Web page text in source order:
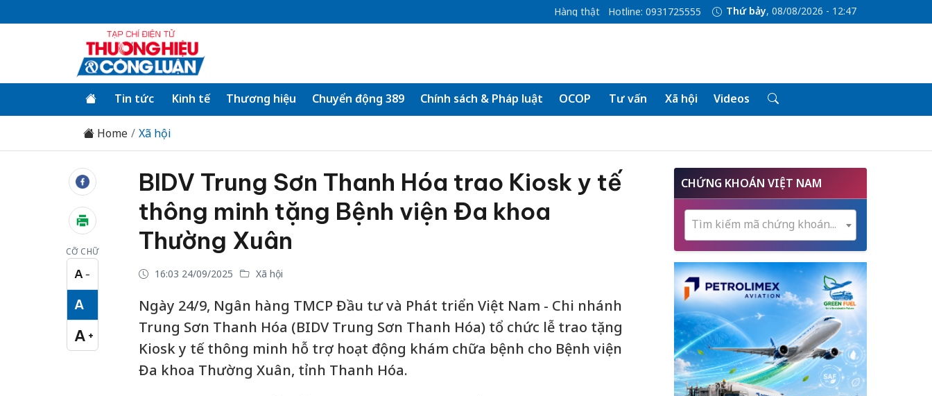
Hàng thật Hotline: 0931725555 Thứ bảy, 08/08/2026 - 12:47
Tin tức Kinh tế Thương hiệu Chuyển động 389 Chính sách & Pháp luật OCOP Tư vấn Xã hội Videos
Home Xã hội
CỠ CHỮ
A −
Cỡ chữ nhỏ
A
Cỡ chữ vừa
A +
Cỡ chữ lớn
BIDV Trung Sơn Thanh Hóa trao Kiosk y tế
thông minh tặng Bệnh viện Đa khoa
Thường Xuân
16:03 24/09/2025 Xã hội
Ngày 24/9, Ngân hàng TMCP Đầu tư và Phát triển Việt Nam - Chi nhánh
Trung Sơn Thanh Hóa (BIDV Trung Sơn Thanh Hóa) tổ chức lễ trao tặng
Kiosk y tế thông minh hỗ trợ hoạt động khám chữa bệnh cho Bệnh viện
Đa khoa Thường Xuân, tỉnh Thanh Hóa.
CHỨNG KHOÁN VIỆT NAM
Tìm kiếm mã chứng khoán...